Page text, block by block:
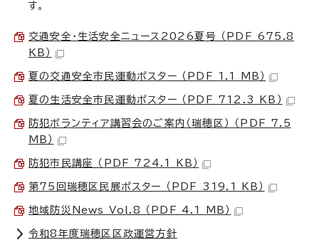
す。
交通安全・生活安全ニュース2026夏号 （PDF 675.8
KB）
夏の交通安全市民運動ポスター （PDF 1.1 MB）
夏の生活安全市民運動ポスター （PDF 712.3 KB）
防犯ボランティア講習会のご案内（瑞穂区） （PDF 7.5
MB）
防犯市民講座 （PDF 724.1 KB）
第75回瑞穂区民展ポスター （PDF 319.1 KB）
地域防災News Vol.8 （PDF 4.1 MB）
令和8年度瑞穂区区政運営方針